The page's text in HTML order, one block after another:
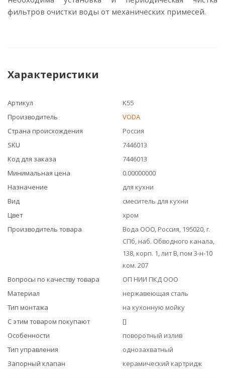
фильтров очистки воды от механических примесей.
Характеристики
Артикул
K55
Производитель
VODA
Страна происхождения
Россия
SKU
7446013
Код для заказа
7446013
Минимальная цена
0.00000000
Назначение
для кухни
Вид
смеситель для кухни
Цвет
хром
Производитель товара
Вода ООО, Россия, 195020, г.
СПб, наб. Обводного канала,
138, корп. 1, лит В, пом 3-н-10
ком. 207
Вопросы по качеству товара
ОП НИИ ПКД ООО
Материал
нержавеющая сталь
Тип монтажа
на кухонную мойку
С этим товаром покупают
[]
Особенности
поворотный излив
Тип управления
однозахватный
Запорный клапан
керамический картридж